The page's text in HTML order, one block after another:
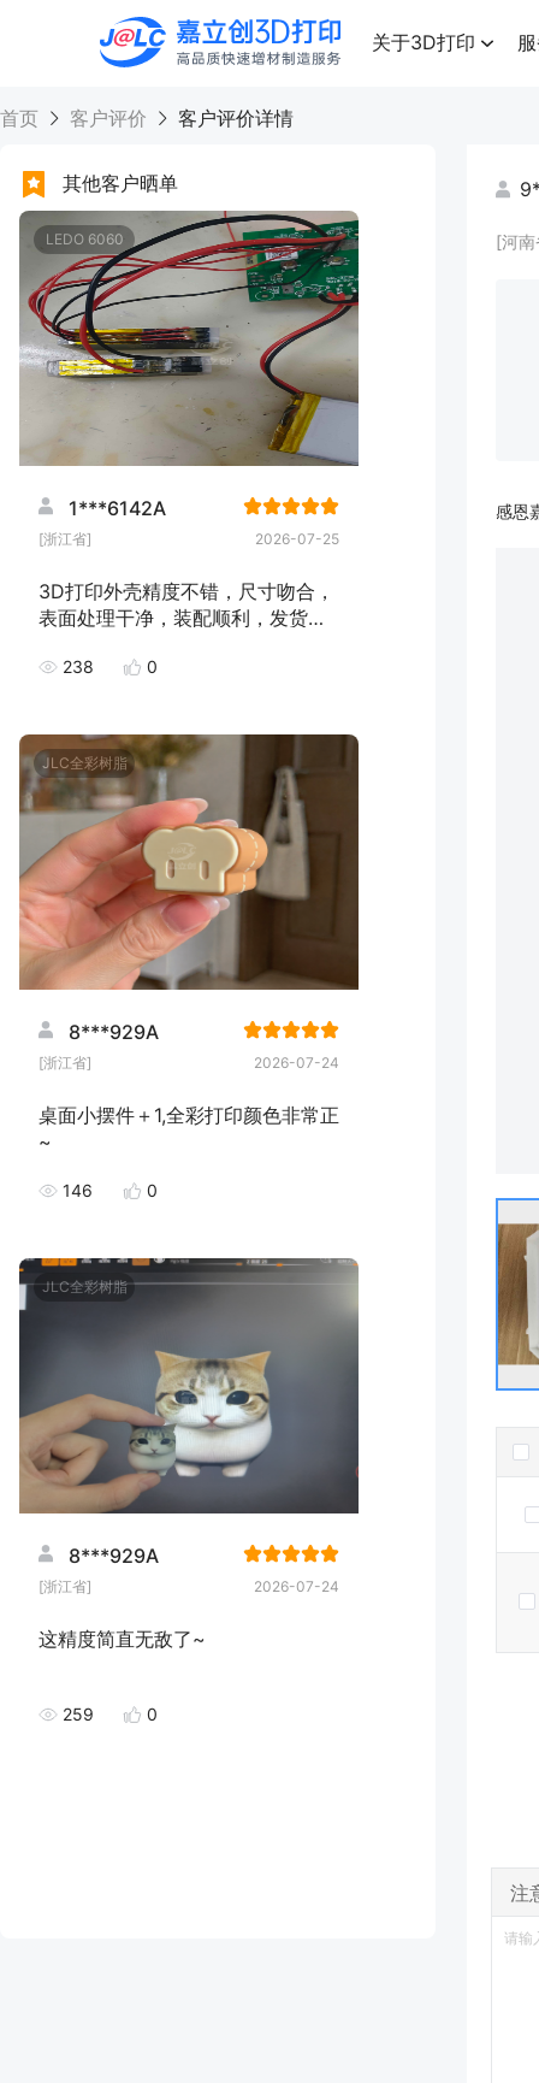
高品质快速增材制造服务
关于3D打印
首页 客户评价 客户评价详情
其他客户晒单
LEDO 6060
1***6142A
[浙江省] 2026-07-25
3D打印外壳精度不错，尺寸吻合，
表面处理干净，装配顺利，发货速
238 0
JLC全彩树脂
8***929A
[浙江省] 2026-07-24
桌面小摆件＋1,全彩打印颜色非常正
~
146 0
JLC全彩树脂
8***929A
[浙江省] 2026-07-24
这精度简直无敌了~
259 0
[河
感恩
注